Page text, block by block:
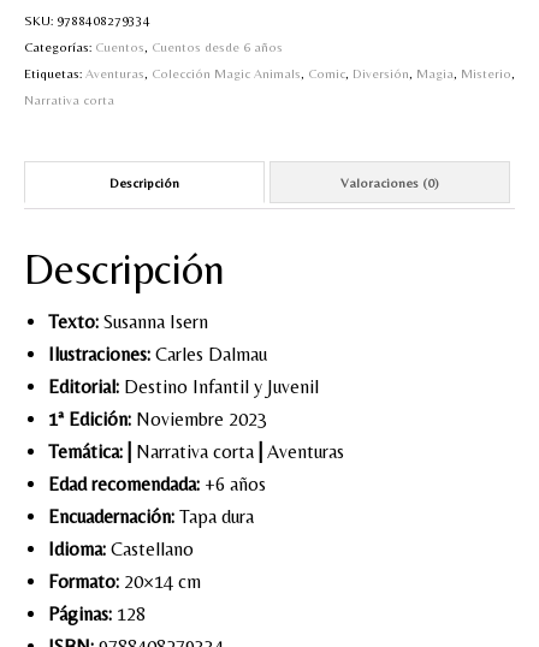
de
los
hielos
cantidad
SKU: 9788408279334
Categorías: Cuentos
Cuentos desde 6 años
Etiquetas: Aventuras Colección Magic Animals Comic Diversión Magia Misterio
Narrativa corta
Descripción Valoraciones (0)
Descripción
Texto: Susanna Isern
Ilustraciones: Carles Dalmau
Editorial: Destino Infantil y Juvenil
1ª Edición: Noviembre 2023
Temática:
Narrativa corta Aventuras
Edad recomendada: +6 años
Encuadernación: Tapa dura
Idioma: Castellano
Formato: 20×14 cm
Páginas: 128